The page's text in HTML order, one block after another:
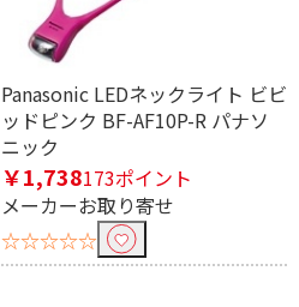
Panasonic LEDネックライト ビビ
ッドピンク BF-AF10P-R パナソ
ニック
￥1,738173ポイント
メーカーお取り寄せ
☆☆☆☆☆